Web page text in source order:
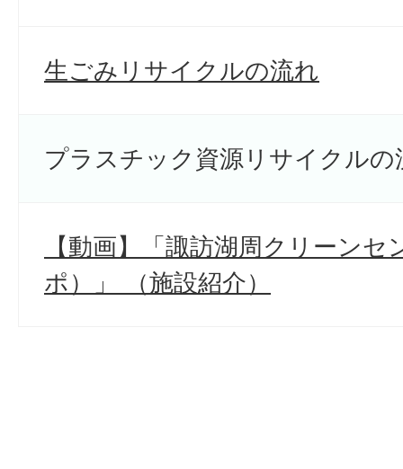
生ごみリサイクルの流れ
プラスチック資源リサイクルの
【動画】「諏訪湖周クリーン
ポ）」 （施設紹介）